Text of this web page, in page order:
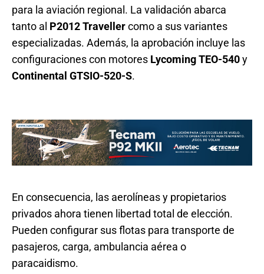
para la aviación regional. La validación abarca
tanto al P2012 Travellercomo a sus variantes
especializadas. Además, la aprobación incluye las
configuraciones con motores Lycoming TEO-540y
Continental GTSIO-520-S.
En consecuencia, las aerolíneas y propietarios
privados ahora tienen libertad total de elección.
Pueden configurar sus flotas para transporte de
pasajeros, carga, ambulancia aérea o
paracaidismo.